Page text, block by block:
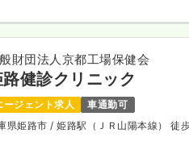
財団法人京都工場保健会
健診クリニック
ージェント求人
車通勤可
県姫路市/ 姫路駅（ＪＲ山陽本線） 徒